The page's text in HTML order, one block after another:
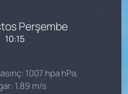
Perşembe
10:15
1007 hpa hPa,
1.89 m/s